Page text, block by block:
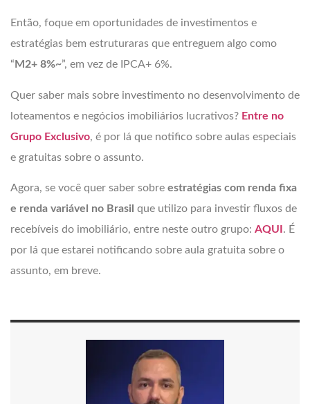
Então, foque em oportunidades de investimentos e
estratégias bem estruturaras que entreguem algo como
“ M2+ 8%~”, em vez de IPCA+ 6%.
Quer saber mais sobre investimento no desenvolvimento de
loteamentos e negócios imobiliários lucrativos? Entre no
Grupo Exclusivo, é por lá que notifico sobre aulas especiais
e gratuitas sobre o assunto.
Agora, se você quer saber sobre estratégias com renda fixa
e renda variável no Brasil que utilizo para investir fluxos de
recebíveis do imobiliário, entre neste outro grupo: AQUI . É
por lá que estarei notificando sobre aula gratuita sobre o
assunto, em breve.